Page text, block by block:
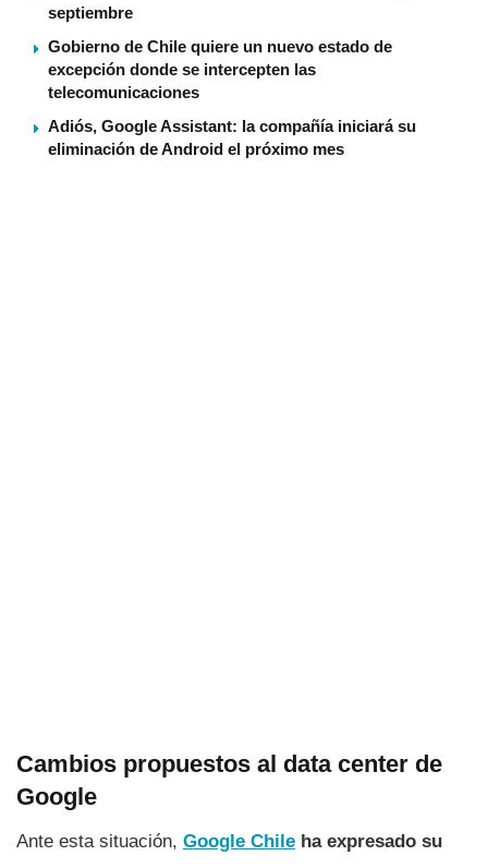
septiembre
Gobierno de Chile quiere un nuevo estado de
excepción donde se intercepten las
telecomunicaciones
Adiós, Google Assistant: la compañía iniciará su
eliminación de Android el próximo mes
Cambios propuestos al data center de
Google
Ante esta situación, Google Chile ha expresado su